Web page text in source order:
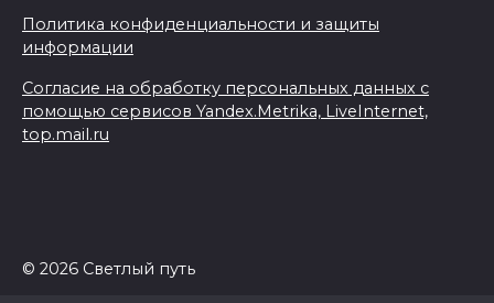
Политика конфиденциальности и защиты
информации
Согласие на обработку персональных данных с
помощью сервисов Yandex.Metrika, LiveInternet,
top.mail.ru
© 2026 Светлый путь